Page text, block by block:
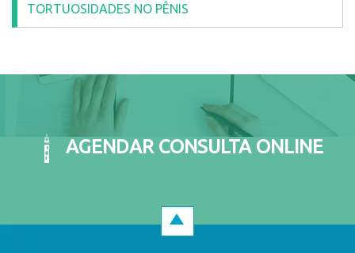
TORTUOSIDADES NO PÊNIS
AGENDAR CONSULTA ONLINE